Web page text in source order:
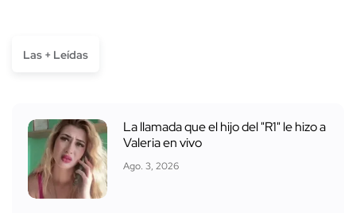
Las + Leídas
La llamada que el hijo del "R1" le hizo a
Valeria en vivo
Ago. 3, 2026